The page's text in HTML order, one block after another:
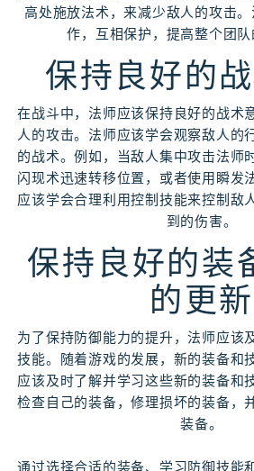
高处施放法术，来减少敌人的攻击
作，互相保护，提高整个团队
保持良好的
在战斗中，法师应该保持良好的战术
人的攻击。法师应该学会观察敌人的
的战术。例如，当敌人集中攻击法师
闪现术迅速转移位置，或者使用瞬发
应该学会合理利用控制技能来控制敌
到的伤害。
保持良好的装
的更新
为了保持防御能力的提升，法师应该
技能。随着游戏的发展，新的装备和
应该及时了解并学习这些新的装备和
检查自己的装备，修理损坏的装备，
装备。
通过选择合适的装备、学习防御技能